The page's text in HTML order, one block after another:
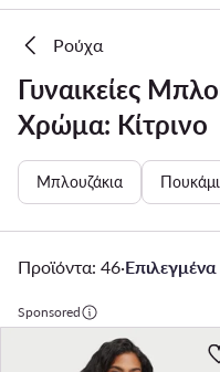
Ρούχα
Γυναικείες
Χρώμα: Κίτρινο
Μπλουζάκια
Προϊόντα: 46·
Sponsored